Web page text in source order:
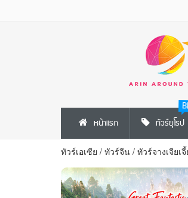
หน้าแรก ทัวร์ยุโรป
ทัวร์เอเซีย / ทัวร์จีน / ทัวร์จางเจียเจี้